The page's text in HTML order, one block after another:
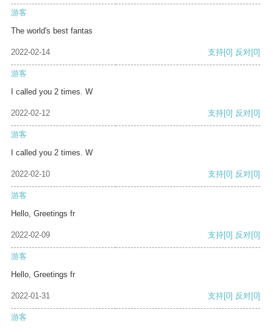
游客
The world's best fantas
2022-02-14 支持[0] 反对[0]
游客
I called you 2 times. W
2022-02-12 支持[0] 反对[0]
游客
I called you 2 times. W
2022-02-10 支持[0] 反对[0]
游客
Hello, Greetings fr
2022-02-09 支持[0] 反对[0]
游客
Hello, Greetings fr
2022-01-31 支持[0] 反对[0]
游客